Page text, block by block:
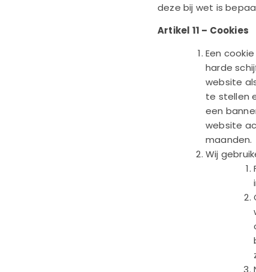
deze bij wet is
Artikel 11 – Cookies
Een
harde
website
te stellen
een
website
maanden.
Wij